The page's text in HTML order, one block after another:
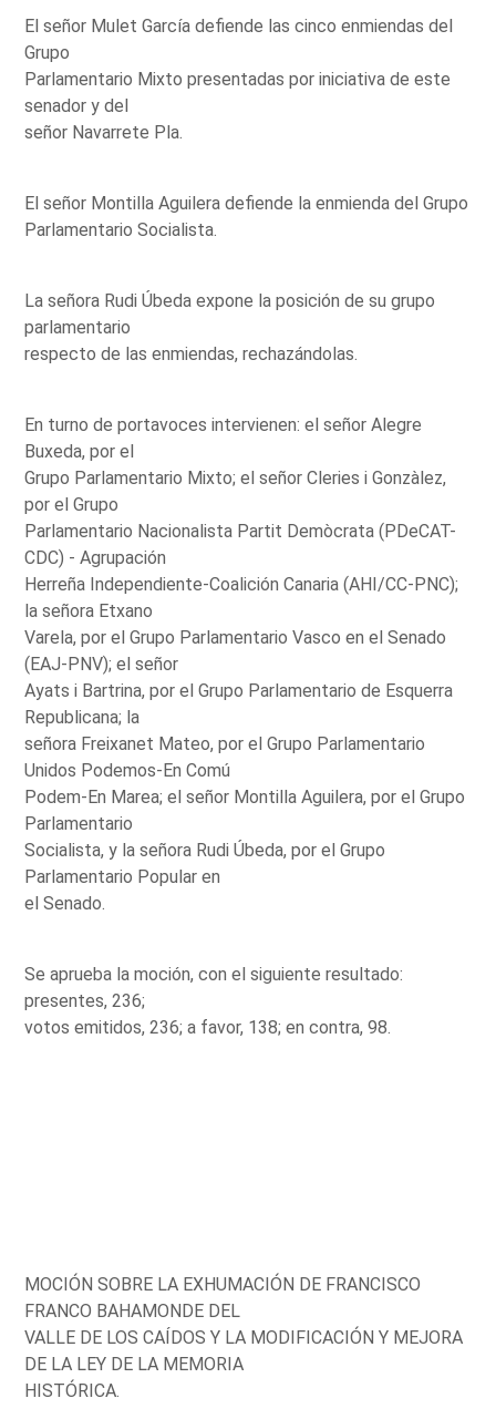
El señor Mulet García defiende las cinco enmiendas del
Grupo
Parlamentario Mixto presentadas por iniciativa de este
senador y del
señor Navarrete Pla.
El señor Montilla Aguilera defiende la enmienda del Grupo
Parlamentario Socialista.
La señora Rudi Úbeda expone la posición de su grupo
parlamentario
respecto de las enmiendas, rechazándolas.
En turno de portavoces intervienen: el señor Alegre
Buxeda, por el
Grupo Parlamentario Mixto; el señor Cleries i Gonzàlez,
por el Grupo
Parlamentario Nacionalista Partit Demòcrata (PDeCAT-
CDC) - Agrupación
Herreña Independiente-Coalición Canaria (AHI/CC-PNC);
la señora Etxano
Varela, por el Grupo Parlamentario Vasco en el Senado
(EAJ-PNV); el señor
Ayats i Bartrina, por el Grupo Parlamentario de Esquerra
Republicana; la
señora Freixanet Mateo, por el Grupo Parlamentario
Unidos Podemos-En Comú
Podem-En Marea; el señor Montilla Aguilera, por el Grupo
Parlamentario
Socialista, y la señora Rudi Úbeda, por el Grupo
Parlamentario Popular en
el Senado.
Se aprueba la moción, con el siguiente resultado:
presentes, 236;
votos emitidos, 236; a favor, 138; en contra, 98.
MOCIÓN SOBRE LA EXHUMACIÓN DE FRANCISCO
FRANCO BAHAMONDE DEL
VALLE DE LOS CAÍDOS Y LA MODIFICACIÓN Y MEJORA
DE LA LEY DE LA MEMORIA
HISTÓRICA.